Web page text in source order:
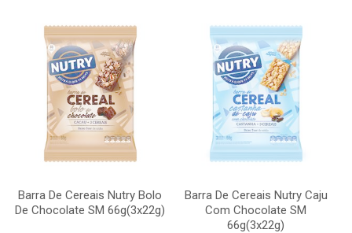
Barra De Cereais Nutry Bolo
De Chocolate SM 66g(3x22g)
Barra De Cereais Nutry Caju
Com Chocolate SM
66g(3x22g)